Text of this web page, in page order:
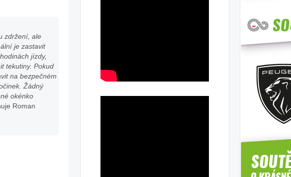
zdržení, ale
je zastavit
jízdy,
tekutiny. Pokud
na bezpečném
Žádný
okénko
Roman